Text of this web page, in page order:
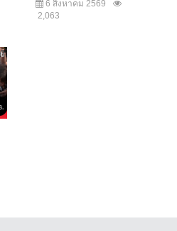
6 สิงหาคม 2569
2,063